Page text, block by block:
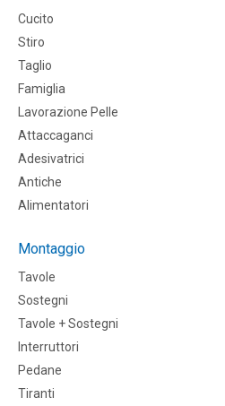
Cucito
Stiro
Taglio
Famiglia
Lavorazione Pelle
Attaccaganci
Adesivatrici
Antiche
Alimentatori
Montaggio
Tavole
Sostegni
Tavole + Sostegni
Interruttori
Pedane
Tiranti